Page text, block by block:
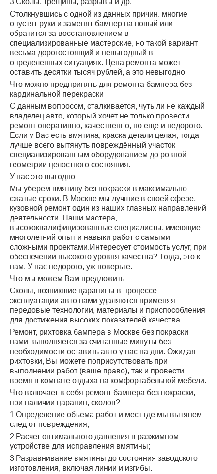
3 Сколы, трещины, разрывы и др.
Столкнувшись с одной из данных причин, многие
опустят руки и заменят бампер на новый или
обратится за восстановлением в
специализированные мастерские, но такой вариант
весьма дорогостоящий и невыгодный в
определенных ситуациях. Цена ремонта может
оставить десятки тысяч рублей, а это невыгодно.
Что можно предпринять для ремонта бампера без
кардинальной перекраски
С данным вопросом, сталкивается, чуть ли не каждый
владелец авто, который хочет не только провести
ремонт оперативно, качественно, но еще и недорого.
Если у Вас есть вмятина, краска детали целая, тогда
лучше всего вытянуть повреждённый участок
специализированным оборудованием до ровной
геометрии целостного состояния.
У нас это выгодно
Мы уберем вмятину без покраски в максимально
сжатые сроки. В Москве мы лучшие в своей сфере,
кузовной ремонт один из наших главных направлений
деятельности. Наши мастера,
высококвалифицированные специалисты, имеющие
многолетний опыт и навыки работ с самыми
сложными проектами.Интересует стоимость услуг, при
обеспечении высокого уровня качества? Тогда, это к
нам. У нас недорого, уж поверьте.
Что мы можем Вам предложить
Сколы, возникшие царапины в процессе
эксплуатации авто нами удаляются применяя
передовые технологии, материалы и приспособления
для достижения высоких показателей качества.
Ремонт, рихтовка бампера в Москве без покраски
нами выполняется за считанные минуты без
необходимости оставить авто у нас на дни. Ожидая
рихтовки, Вы можете поприсутствовать при
выполнении работ (ваше право), так и провести
время в комнате отдыха на комфортабельной мебели.
Что включает в себя ремонт бампера без покраски,
при наличии царапин, сколов?
1 Определение объема работ и мест где мы вытянем
след от повреждения;
2 Расчет оптимального давления в разжимном
устройстве для исправления вмятины;
3 Разравнивание вмятины до состояния заводского
изготовления, включая линии и изгибы.